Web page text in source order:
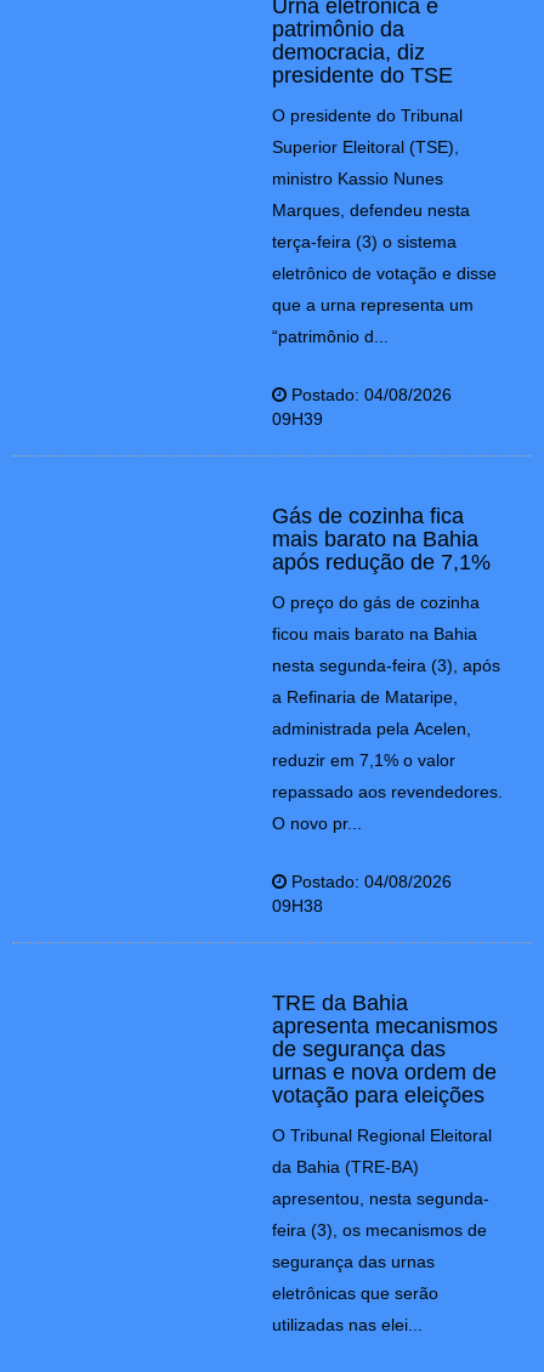
Urna eletrônica é
patrimônio da
democracia, diz
presidente do TSE
O presidente do Tribunal
Superior Eleitoral (TSE),
ministro Kassio Nunes
Marques, defendeu nesta
terça-feira (3) o sistema
eletrônico de votação e disse
que a urna representa um
“patrimônio d...
Postado: 04/08/2026
09H39
Gás de cozinha fica
mais barato na Bahia
após redução de 7,1%
O preço do gás de cozinha
ficou mais barato na Bahia
nesta segunda-feira (3), após
a Refinaria de Mataripe,
administrada pela Acelen,
reduzir em 7,1% o valor
repassado aos revendedores.
O novo pr...
Postado: 04/08/2026
09H38
TRE da Bahia
apresenta mecanismos
de segurança das
urnas e nova ordem de
votação para eleições
O Tribunal Regional Eleitoral
da Bahia (TRE-BA)
apresentou, nesta segunda-
feira (3), os mecanismos de
segurança das urnas
eletrônicas que serão
utilizadas nas elei...